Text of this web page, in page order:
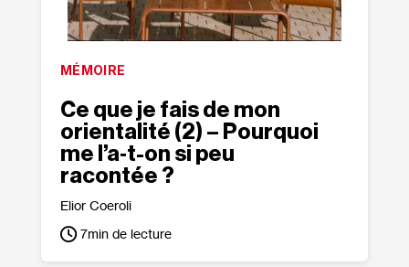
MÉMOIRE
Ce que je fais de mon
orientalité (2) – Pourquoi
me l’a‑t-on si peu
racontée ?
Elior Coeroli
7min de lecture